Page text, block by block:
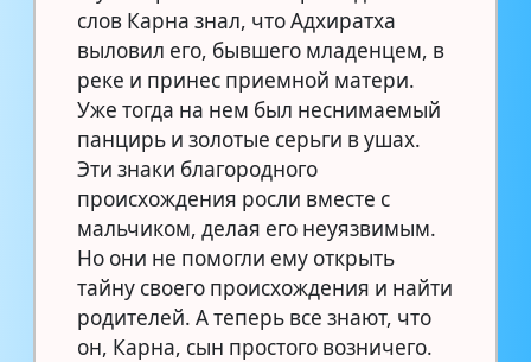
слов Карна знал, что Адхиратха
выловил его, бывшего младенцем, в
реке и принес приемной матери.
Уже тогда на нем был неснимаемый
панцирь и золотые серьги в ушах.
Эти знаки благородного
происхождения росли вместе с
мальчиком, делая его неуязвимым.
Но они не помогли ему открыть
тайну своего происхождения и найти
родителей. А теперь все знают, что
он, Карна, сын простого возничего.